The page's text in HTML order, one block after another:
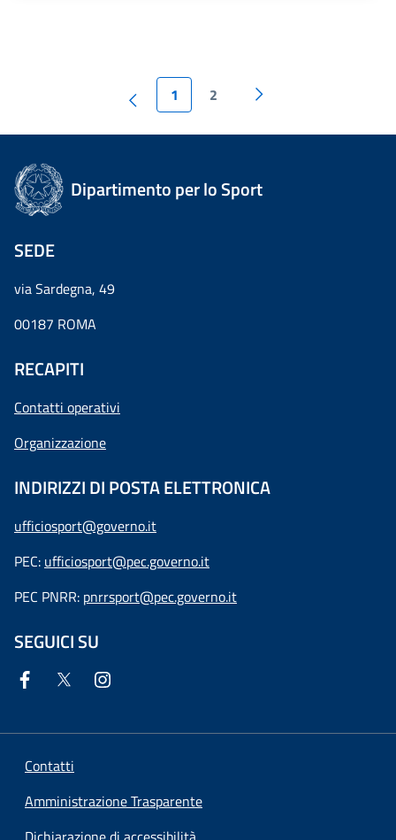
1 2
Dipartimento per lo Sport
SEDE
via Sardegna, 49
00187 ROMA
RECAPITI
Contatti operativi
Organizzazione
INDIRIZZI DI POSTA ELETTRONICA
ufficiosport@governo.it
PEC: ufficiosport@pec.governo.it
PEC PNRR: pnrrsport@pec.governo.it
SEGUICI SU
Contatti
Amministrazione Trasparente